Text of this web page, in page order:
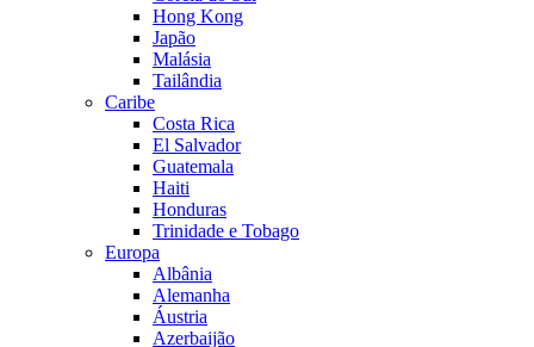
Hong Kong
Japão
Malásia
Tailândia
Caribe
Costa Rica
El Salvador
Guatemala
Haiti
Honduras
Trinidade e Tobago
Europa
Albânia
Alemanha
Áustria
Azerbaijão